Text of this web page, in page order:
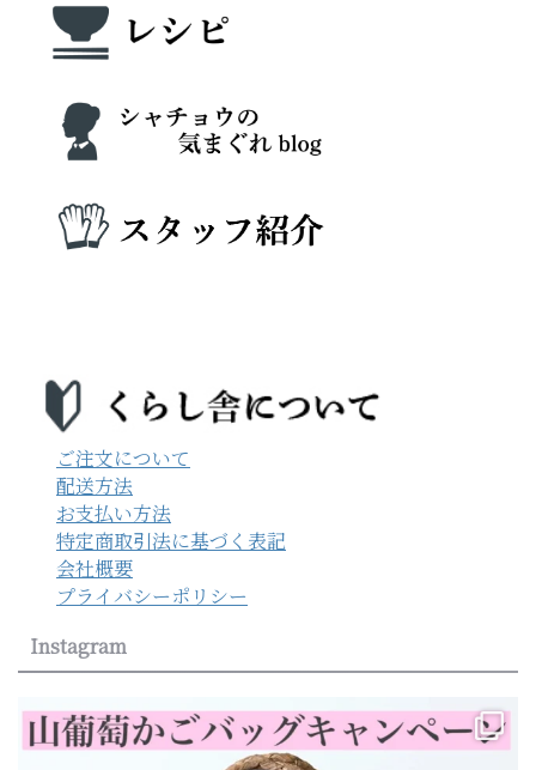
ご注文について
配送方法
お支払い方法
特定商取引法に基づく表記
会社概要
プライバシーポリシー
Instagram